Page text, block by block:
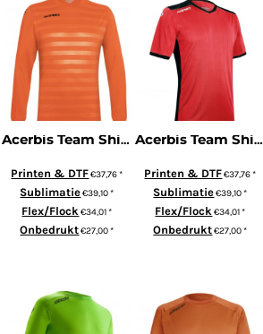
Acerbis Team Shirt Atlantis 2 (lange mouw)
Printen & DTF€37,76*
Sublimatie€39,10*
Flex/Flock€34,01*
Onbedrukt€27,00*
Acerbis Team Shirt Belatrix (Korte Mouw)
Printen & DTF€37,76*
Sublimatie€39,10*
Flex/Flock€34,01*
Onbedrukt€27,00*